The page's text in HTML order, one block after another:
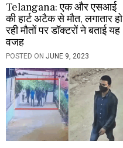
Telangana: एक और एसआई
की हार्ट अटैक से मौत, लगातार हो
रही मौतों पर डॉक्टरों ने बताई यह
वजह
POSTED ON JUNE 9, 2023